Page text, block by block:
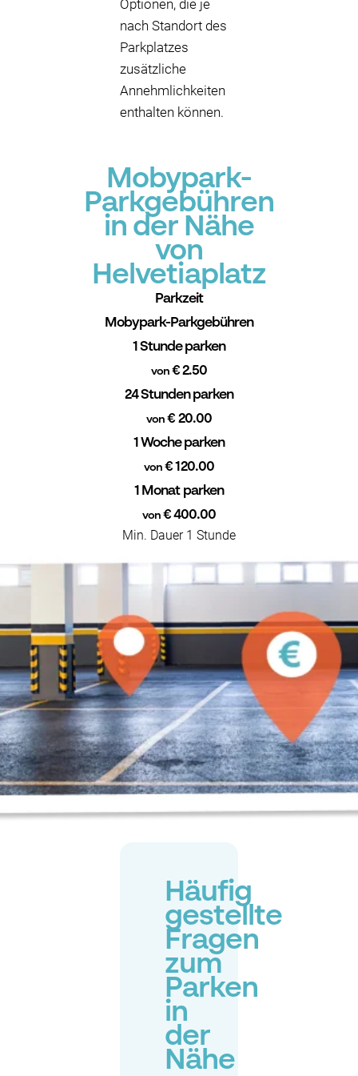
Optionen, die je
nach Standort des
Parkplatzes
zusätzliche
Annehmlichkeiten
enthalten können.
Mobypark-
Parkgebühren
in der Nähe
von
Helvetiaplatz
Parkzeit
Mobypark-Parkgebühren
1 Stunde parken
von€ 2.50
24 Stunden parken
von € 20.00
1 Woche parken
von € 120.00
1 Monat parken
von€ 400.00
Min. Dauer 1 Stunde
Häufig
gestellte
Fragen
zum
Parken
in
der
Nähe